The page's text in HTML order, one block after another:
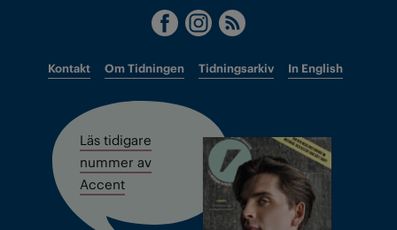
Kontakt Om Tidningen Tidningsarkiv In English
Läs tidigare
nummer av
Accent